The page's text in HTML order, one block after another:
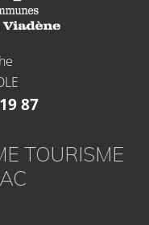
87
TOURISME